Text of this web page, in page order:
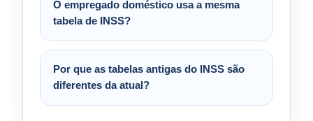
O empregado doméstico usa a mesma
tabela de INSS?
Por que as tabelas antigas do INSS são
diferentes da atual?